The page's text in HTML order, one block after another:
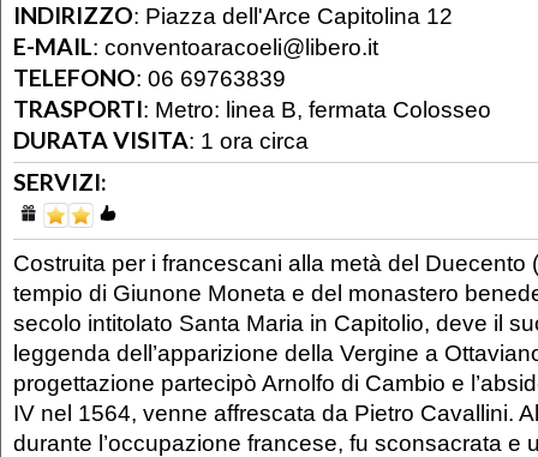
INDIRIZZO: Piazza dell'Arce Capitolina 12
E-MAIL: conventoaracoeli@libero.it
TELEFONO: 06 69763839
TRASPORTI: Metro: linea B, fermata Colosseo
DURATA VISITA: 1 ora circa
SERVIZI:
Costruita per i francescani alla metà del Duecento
tempio di Giunone Moneta e del monastero
secolo intitolato Santa Maria in Capitolio, deve il
leggenda dell’apparizione della Vergine a
progettazione partecipò Arnolfo di Cambio e
IV nel 1564, venne affrescata da Pietro Cavallini.
durante l’occupazione francese, fu sconsacrata e